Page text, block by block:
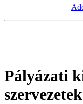
Pályázati